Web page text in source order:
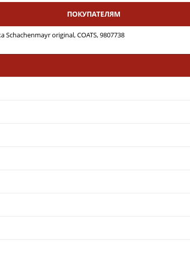
ПОКУПАТЕЛЯМ
original, COATS, 9807738